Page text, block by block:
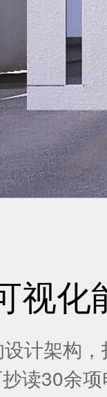
视化
设计架构
读30余